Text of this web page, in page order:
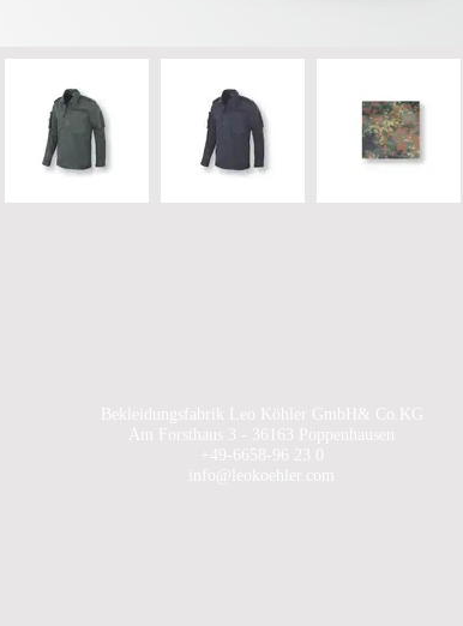
Bekleidungsfabrik Leo Köhler GmbH& Co.KG
Am Forsthaus 3 - 36163 Poppenhausen
+49-6658-96 23 0
info@leokoehler.com